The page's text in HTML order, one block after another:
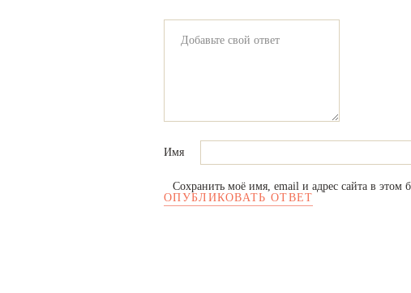
Имя
Сохранить моё имя, email и адрес сайта в этом